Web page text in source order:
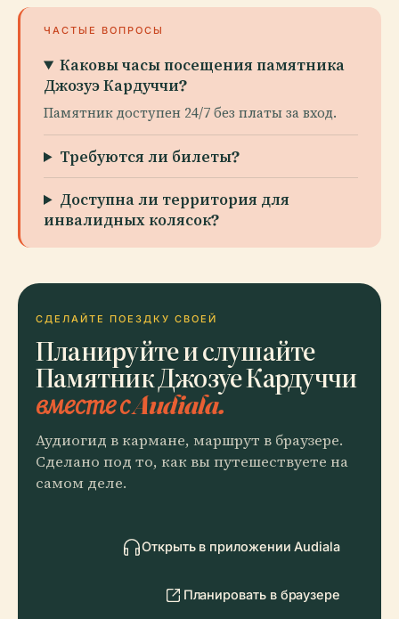
ЧАСТЫЕ ВОПРОСЫ
Каковы часы посещения памятника
Джозуэ Кардуччи?
Памятник доступен 24/7 без платы за вход.
Требуются ли билеты?
Доступна ли территория для
инвалидных колясок?
СДЕЛАЙТЕ ПОЕЗДКУ СВОЕЙ
Планируйте и слушайте
Памятник Джозуе Кардуччи
вместе с Audiala.
Аудиогид в кармане, маршрут в браузере.
Сделано под то, как вы путешествуете на
самом деле.
Открыть в приложении Audiala
Планировать в браузере